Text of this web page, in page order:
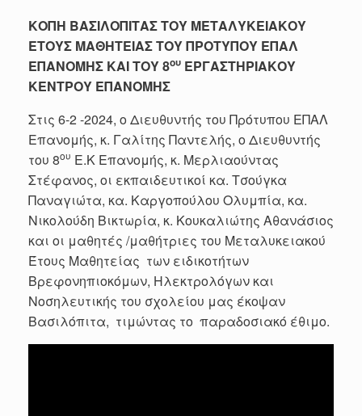
ΚΟΠΗ ΒΑΣΙΛΟΠΙΤΑΣ ΤΟΥ ΜΕΤΑΛΥΚΕΙΑΚΟΥ
ΕΤΟΥΣ ΜΑΘΗΤΕΙΑΣ ΤΟΥ ΠΡΟΤΥΠΟΥ ΕΠΑΛ
ΕΠΑΝΟΜΗΣ ΚΑΙ ΤΟΥ 8ου ΕΡΓΑΣΤΗΡΙΑΚΟΥ
ΚΕΝΤΡΟΥ ΕΠΑΝΟΜΗΣ
Στις 6-2 -2024, ο Διευθυντής του Πρότυπου ΕΠΑΛ
Επανομής, κ. Γαλίτης Παντελής, ο Διευθυντής
του 8ου Ε.Κ Επανομής, κ. Μερλιαούντας
Στέφανος, οι εκπαιδευτικοί κα. Τσούγκα
Παναγιώτα, κα. Καργοπούλου Ολυμπία, κα.
Νικολούδη Βικτωρία, κ. Κουκαλιώτης Αθανάσιος
και οι μαθητές /μαθήτριες του Μεταλυκειακού
Έτους Μαθητείας των ειδικοτήτων
Βρεφονηπιοκόμων, Ηλεκτρολόγων και
Νοσηλευτικής του σχολείου μας έκοψαν
Βασιλόπιτα, τιμώντας το παραδοσιακό έθιμο.